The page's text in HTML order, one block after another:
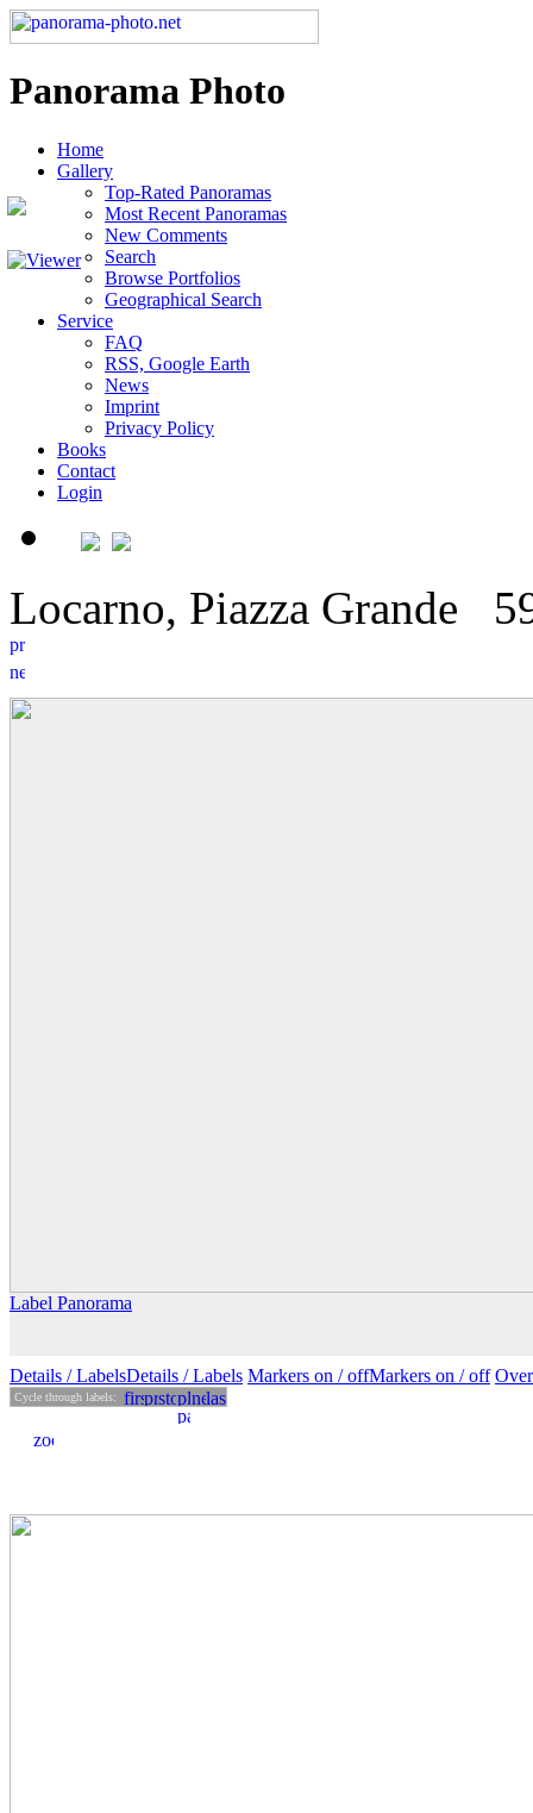
Panorama Photo
Home
Gallery
Top-Rated Panoramas
Most Recent Panoramas
New Comments
Search
Browse Portfolios
Geographical Search
Service
FAQ
RSS, Google Earth
News
Imprint
Privacy Policy
Books
Contact
Login
Locarno, Piazza Grande 5
Label Panorama
Details / LabelsDetails /Labels Markers on /offMarkers on / off
Cycle through labels: